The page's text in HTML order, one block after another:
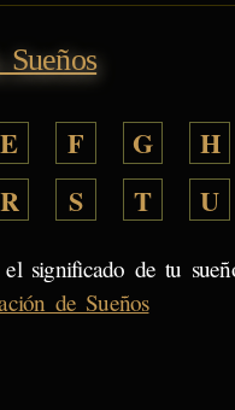
E F G H
R
S T U
significado de tu
de Sueños